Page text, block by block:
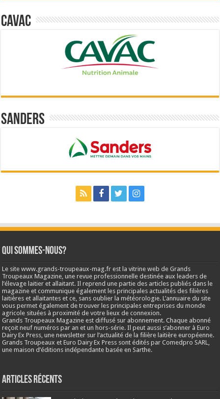
Cavac
Sanders
Qui sommes-nous?
Le site www.grands-troupeaux-mag.fr est la vitrine web de Grands
Troupeaux Magazine, une revue professionnelle destinée aux leaders de
l’élevage laitier et allaitant. Il reprend une partie des articles publiés dans le
magazine et communique également les principales actualités des filières
laitières et allaitantes et ce, sans oublier la météorologie. L’annuaire du site
vous permet également de trouver les principales entreprises du monde
agricole situées à proximité de votre lieux de connexion.
Grands Troupeaux Magazine est diffusé sur abonnement. Chaque abonné
reçoit neuf numéros par an et un hors-série. Il peut aussi s’abonner à Euro
Dairy Ex Press, une newsletter sur l’actualité de la filière laitière européenne.
Grands Troupeaux et Euro Dairy Ex Press sont édités par Comedpro SARL,
une maison d’éditions indépendante basée en Sarthe.
Articles récents